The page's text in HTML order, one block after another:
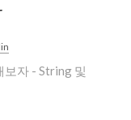
보자 - String 및